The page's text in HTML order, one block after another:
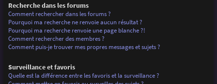
Recherche dans les forums
Comment rechercher dans les forums ?
Pourquoi ma recherche ne renvoie aucun résultat ?
Pourquoi ma recherche renvoie une page blanche ?!
Comment rechercher des membres ?
Comment puis-je trouver mes propres messages et sujets ?
Surveillance et favoris
Quelle est la différence entre les favoris et la surveillance ?